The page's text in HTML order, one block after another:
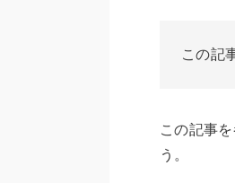
この記
この記事を
う。